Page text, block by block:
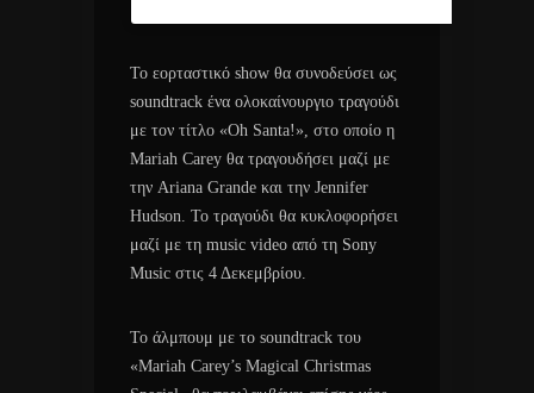
Το εορταστικό show θα συνοδεύσει ως
soundtrack ένα ολοκαίνουργιο τραγούδι
με τον τίτλο «Oh Santa!», στο οποίο η
Mariah Carey θα τραγουδήσει μαζί με
την Ariana Grande και την Jennifer
Hudson. Το τραγούδι θα κυκλοφορήσει
μαζί με τη music video από τη Sony
Music στις 4 Δεκεμβρίου.
Το άλμπουμ με το soundtrack του
«Mariah Carey’s Magical Christmas